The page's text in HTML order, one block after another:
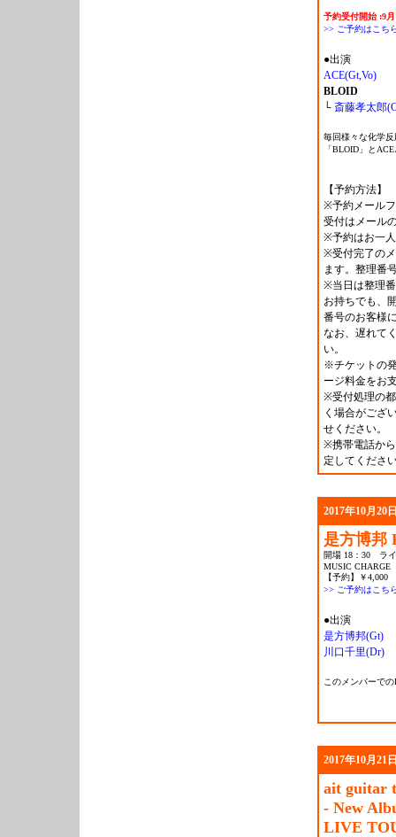
予約受付開始 :9
>> ご予約はこち
●出演
ACE(Gt,Vo)
BLOID
└ 斎藤孝太郎
毎回様々な化学
「BLOID」と
【予約方法】
※予約メール
受付はメール
※予約はお一
※受付完了の
ます。整理番
※当日は整理
お持ちでも、
番号のお客様
なお、遅れて
い。
※チケットの
ージ料金をお
※受付処理の
く場合がござ
せください。
※携帯電話か
定してくださ
2017年10月20
是方博邦
開場 18：30 ラ
MUSIC CHARGE
【予約】￥
>> ご予約はこち
●出演
是方博邦(Gt)
川口千里(Dr)
このメンバーで
2017年10月21
ait guitar
- New
LIVE